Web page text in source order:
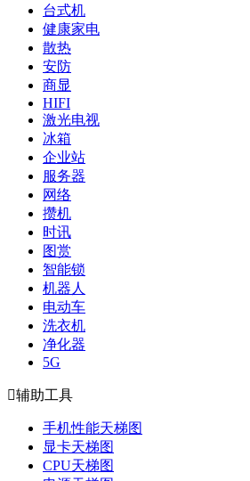
台式机
健康家电
散热
安防
商显
HIFI
激光电视
冰箱
企业站
服务器
网络
攒机
时讯
图赏
智能锁
机器人
电动车
洗衣机
净化器
5G
辅助工具
手机性能天梯图
显卡天梯图
CPU天梯图